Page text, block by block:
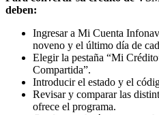
deben:
Ingresar a Mi Cuenta
noveno y el último día de
Elegir la pestaña “Mi
Compartida”.
Introducir el estado y el
Revisar y comparar las
ofrece el programa.